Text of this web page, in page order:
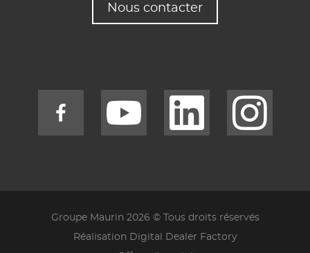
Nous contacter
Groupe Maurin 2026 © Tous droits réservés
Réalisation Digital Dealer Factory